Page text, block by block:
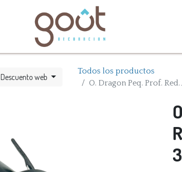
Descuento web
Todos los productos
O. Dragon Peq. Prof.